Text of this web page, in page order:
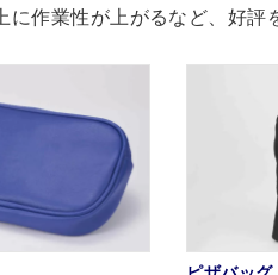
作業性が上がるなど、好評